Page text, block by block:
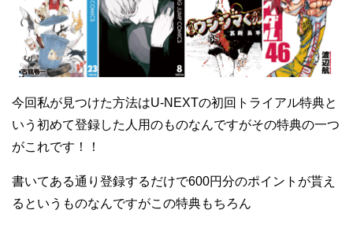
今回私が見つけた方法はU-NEXTの初回トライアル特典と
いう初めて登録した人用のものなんですがその特典の一つ
がこれです！！
書いてある通り登録するだけで600円分のポイントが貰え
るというものなんですがこの特典もちろん